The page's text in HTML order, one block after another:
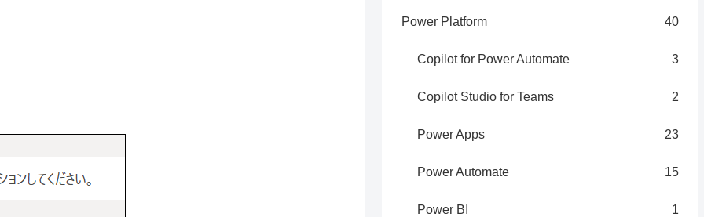
Power Platform 40
Copilot for Power Automate 3
Copilot Studio for Teams 2
Power Apps 23
Power Automate 15
Power BI 1